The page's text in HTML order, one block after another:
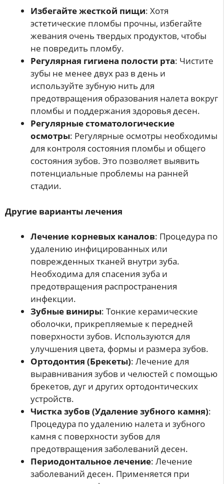
Избегайте жесткой пищи: Хотя
эстетические пломбы прочны, избегайте
жевания очень твердых продуктов, чтобы
не повредить пломбу.
Регулярная гигиена полости рта: Чистите
зубы не менее двух раз в день и
используйте зубную нить для
предотвращения образования налета вокруг
пломбы и поддержания здоровья десен.
Регулярные стоматологические
осмотры: Регулярные осмотры необходимы
для контроля состояния пломбы и общего
состояния зубов. Это позволяет выявить
потенциальные проблемы на ранней
стадии.
Другие варианты лечения
Лечение корневых каналов: Процедура по
удалению инфицированных или
поврежденных тканей внутри зуба.
Необходима для спасения зуба и
предотвращения распространения
инфекции.
Зубные виниры: Тонкие керамические
оболочки, прикрепляемые к передней
поверхности зубов. Используются для
улучшения цвета, формы и размера зубов.
Ортодонтия (Брекеты): Лечение для
выравнивания зубов и челюстей с помощью
брекетов, дуг и других ортодонтических
устройств.
Чистка зубов (Удаление зубного камня):
Процедура по удалению налета и зубного
камня с поверхности зубов для
предотвращения заболеваний десен.
Периодонтальное лечение: Лечение
заболеваний десен. Применяется при